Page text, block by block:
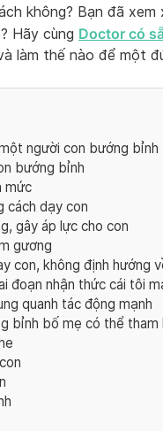
không? Bạn đã
Hãy cùng Doctor có
làm thế nào để một
người con bướng bỉnh
bướng bỉnh
mức
cách dạy con
gây áp lực cho con
gương
con, không định hướng
đoạn nhận thức cái tôi
quanh tác động mạnh
bỉnh bố mẹ có thể tham